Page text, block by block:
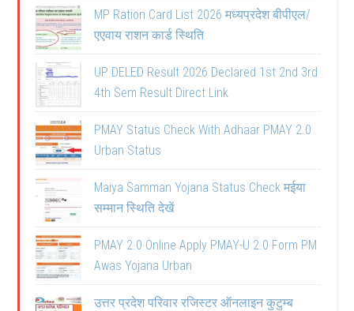
MP Ration Card List 2026 मध्यप्रदेश बीपीएल/
एएवाय राशन कार्ड स्थिति
UP DELED Result 2026 Declared 1st 2nd 3rd
4th Sem Result Direct Link
PMAY Status Check With Adhaar PMAY 2.0
Urban Status
Maiya Samman Yojana Status Check मईया
सम्मान स्थिति देखें
PMAY 2.0 Online Apply PMAY-U 2.0 Form PM
Awas Yojana Urban
उत्तर प्रदेश परिवार रजिस्टर ऑनलाइन कुटुम्ब